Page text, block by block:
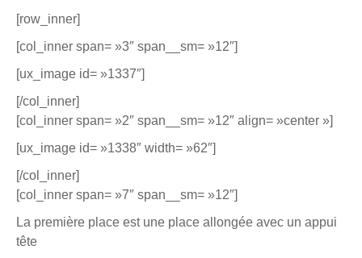
[row_inner]
[col_inner span= »3″ span__sm= »12″]
[ux_image id= »1337″]
[/col_inner]
[col_inner span= »2″ span__sm= »12″ align= »center »]
[ux_image id= »1338″ width= »62″]
[/col_inner]
[col_inner span= »7″ span__sm= »12″]
La première place est une place allongée avec un appui
tête